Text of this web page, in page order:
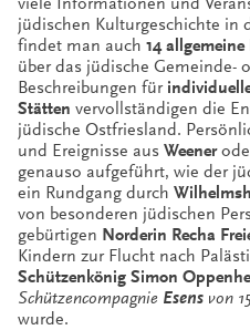
jüdischen Kulturgeschichte in
findet man auch 14
über das jüdische Gemeinde-
Beschreibungen für
Stätten vervollständigen die
jüdische Ostfriesland.
und Ereignisse aus Weener
genauso aufgeführt, wie der
ein Rundgang durch
von besonderen jüdischen
gebürtigen Norderin Recha
Kindern zur Flucht nach
Schützenkönig Simon
Schützencompagnie Esens von
wurde.